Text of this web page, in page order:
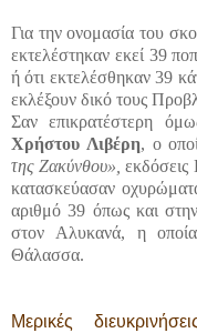
Για την ονομασία του
εκτελέστηκαν εκεί 39
ή ότι εκτελέσθηκαν 39
εκλέξουν δικό τους
Σαν επικρατέστερη
Χρήστου Λιβέρη, ο
της Ζακύνθου», εκδόσεις
κατασκεύασαν
αριθμό 39 όπως και
στον Αλυκανά, η
Θάλασσα.
Μερικές